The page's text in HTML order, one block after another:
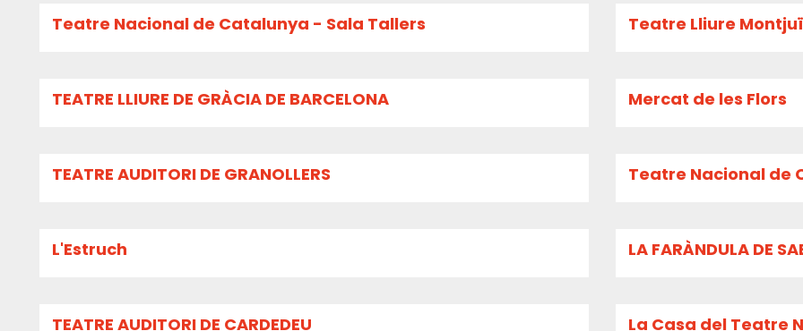
Teatre Nacional de Catalunya - Sala Tallers Teatre Lliure
TEATRE LLIURE DE GRÀCIA DE BARCELONA Mercat de les Flors
TEATRE AUDITORI DE GRANOLLERS Teatre Nacional de
L'Estruch LA FARÀNDULA DE
TEATRE AUDITORI DE CARDEDEU La Casa del Teatre